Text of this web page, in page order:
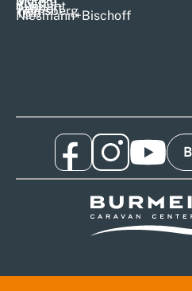
Pössl
Sunlight
Tabbert
Weinsberg
T@b
Niesmann+Bischoff